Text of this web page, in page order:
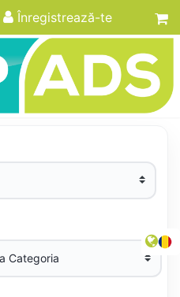
Înregistrează-te